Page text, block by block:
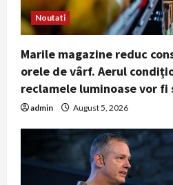
Noutati
Marile magazine reduc
orele de vârf. Aerul
reclamele luminoase vor fi
admin August 5, 2026